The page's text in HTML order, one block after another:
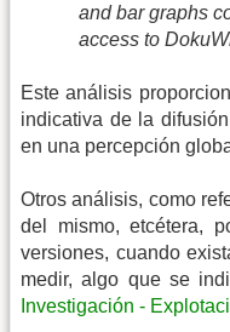
and bar graphs
access to
Este análisis
indicativa de la
en una percepción
Otros análisis, como
del mismo, etcétera,
versiones, cuando
medir, algo que se
Investigación -